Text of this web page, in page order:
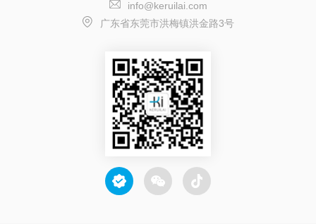
info@keruilai.com
广东省东莞市洪梅镇洪金路3号